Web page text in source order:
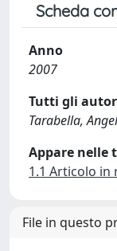
Scheda
Anno
2007
Tutti gli
Tarabella,
Appare nelle
1.1 Articolo in
File in questo